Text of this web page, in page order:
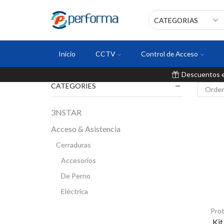
Inicio CCTV Control de Acceso
Descuentos
Kit
CATEGORIES
3NSTAR
Acceso & Asistencia
Cerraduras
Accesorios
De Perno
Eléctrica